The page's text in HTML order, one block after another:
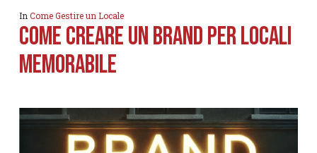
In Come Gestire un Locale
Come Creare un Brand per locali
Memorabile